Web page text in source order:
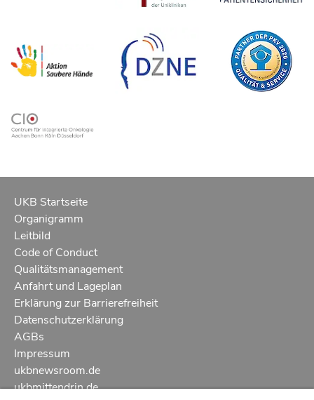
Tel.: 0228–287 15094
Allgemeine E-Mail: klinikseelsorge@ukbonn.de
www.ukbonn.de/patient_innen/klinikseelsorge
UKB Startseite
Organigramm
Leitbild
Code of Conduct
Qualitätsmanagement
Anfahrt und Lageplan
Erklärung zur Barrierefreiheit
Datenschutzerklärung
AGBs
Impressum
ukbnewsroom.de
ukbmittendrin.de